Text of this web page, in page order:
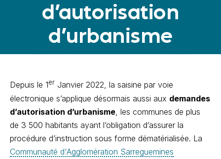
d’autorisation
d’urbanisme
Depuis le 1er Janvier 2022, la saisine par voie
électronique s’applique désormais aussi aux demandes
d’autorisation d’urbanisme , les communes de plus
de 3 500 habitants ayant l’obligation d’assurer la
procédure d’instruction sous forme dématérialisée. La
Communauté d'Agglomération Sarreguemines